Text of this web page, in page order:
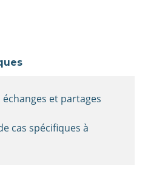
et partages
cas spécifiques à